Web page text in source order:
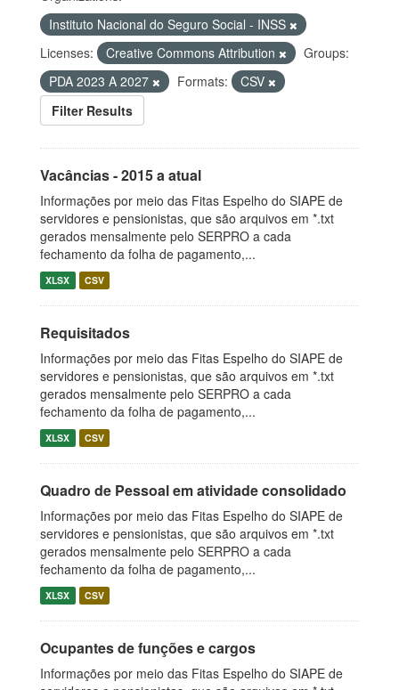
Instituto Nacional do Seguro Social - INSS
Licenses:
Creative Commons Attribution
Groups:
PDA 2023 A 2027
Formats:
CSV
Filter Results
Vacâncias - 2015 a atual
Informações por meio das Fitas Espelho do SIAPE de
servidores e pensionistas, que são arquivos em *.txt
gerados mensalmente pelo SERPRO a cada
fechamento da folha de pagamento,...
XLSX CSV
Requisitados
Informações por meio das Fitas Espelho do SIAPE de
servidores e pensionistas, que são arquivos em *.txt
gerados mensalmente pelo SERPRO a cada
fechamento da folha de pagamento,...
XLSX CSV
Quadro de Pessoal em atividade consolidado
Informações por meio das Fitas Espelho do SIAPE de
servidores e pensionistas, que são arquivos em *.txt
gerados mensalmente pelo SERPRO a cada
fechamento da folha de pagamento,...
XLSX CSV
Ocupantes de funções e cargos
Informações por meio das Fitas Espelho do SIAPE de